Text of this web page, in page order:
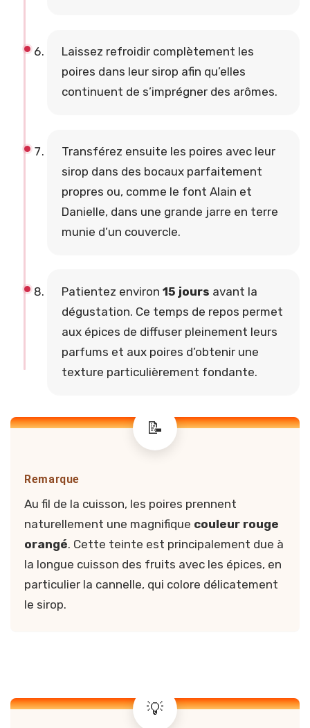
Laissez refroidir complètement les
poires dans leur sirop afin qu’elles
continuent de s’imprégner des arômes.
Transférez ensuite les poires avec leur
sirop dans des bocaux parfaitement
propres ou, comme le font Alain et
Danielle, dans une grande jarre en terre
munie d’un couvercle.
Patientez environ 15 jours avant la
dégustation. Ce temps de repos permet
aux épices de diffuser pleinement leurs
parfums et aux poires d’obtenir une
texture particulièrement fondante.
Remarque
Au fil de la cuisson, les poires prennent
naturellement une magnifique couleur rouge
orangé. Cette teinte est principalement due à
la longue cuisson des fruits avec les épices, en
particulier la cannelle, qui colore délicatement
le sirop.